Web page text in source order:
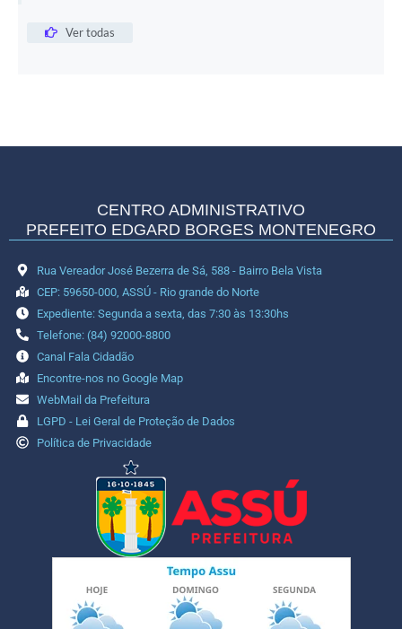
Ver todas
CENTRO ADMINISTRATIVO
PREFEITO EDGARD BORGES MONTENEGRO
Rua Vereador José Bezerra de Sá, 588 - Bairro Bela Vista
CEP: 59650-000, ASSÚ - Rio grande do Norte
Expediente: Segunda a sexta, das 7:30 às 13:30hs
Telefone: (84) 92000-8800
Canal Fala Cidadão
Encontre-nos no Google Map
WebMail da Prefeitura
LGPD - Lei Geral de Proteção de Dados
Política de Privacidade